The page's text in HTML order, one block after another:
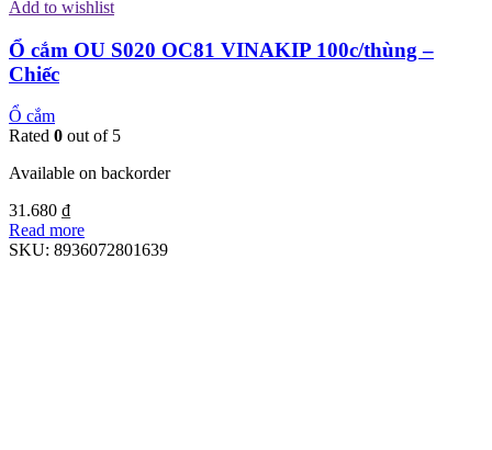
Add to wishlist
Ổ cắm OU S020 OC81 VINAKIP 100c/thùng –
Chiếc
Ổ cắm
Rated 0 out of 5
Available on backorder
31.680 ₫
Read more
SKU: 8936072801639